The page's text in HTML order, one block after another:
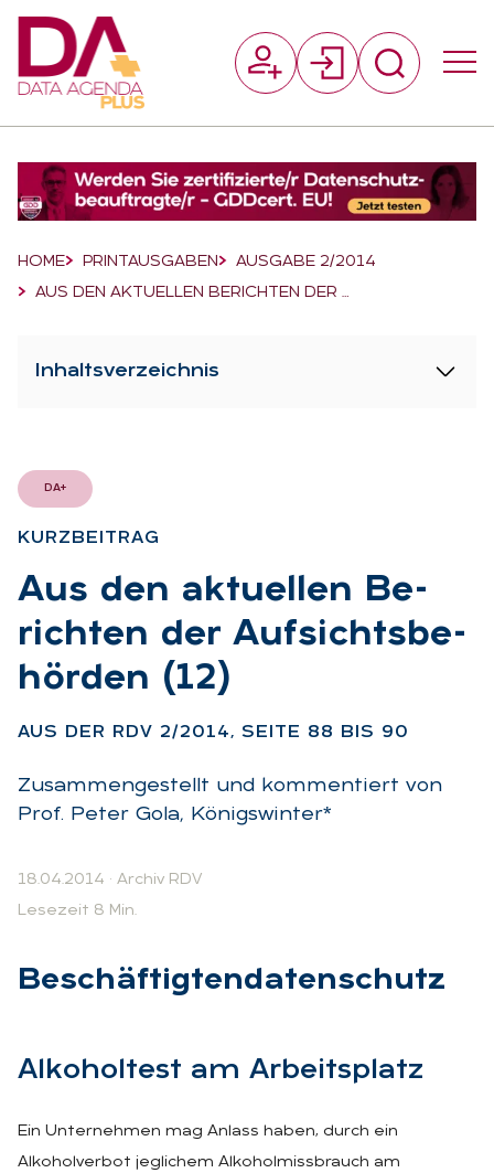
Breadcrumb-Navigation
HOME PRINTAUSGABEN
AUSGABE 2/2014
AUS DEN AKTUELLEN BERICHTEN DER …
Inhaltsverzeichnis
DA+
KURZ­BEI­TRAG
:
Aus den ak­tu­el­len Be­
rich­ten der Auf­sichts­be­
hör­den (12)
AUS DER RDV 2/2014, SEI­TE 88 BIS 90
Zusammengestellt und kommentiert von
Prof. Peter Gola, Königswinter*
18.04.2014 · Archiv RDV
Lesezeit 8 Min.
Be­schäf­tig­ten­da­ten­schutz
Al­ko­hol­test am Ar­beits­platz
Ein Unternehmen mag Anlass haben, durch ein
Alkoholverbot jeglichem Alkoholmissbrauch am